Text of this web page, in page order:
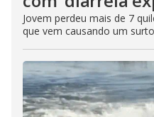
Jovem perdeu mais de 7
que vem causando um